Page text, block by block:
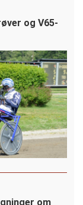
og V65-
om